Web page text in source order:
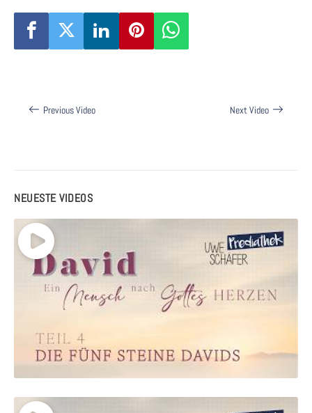
Beitragsnavigation
Previous Video Next Video
NEUESTE VIDEOS